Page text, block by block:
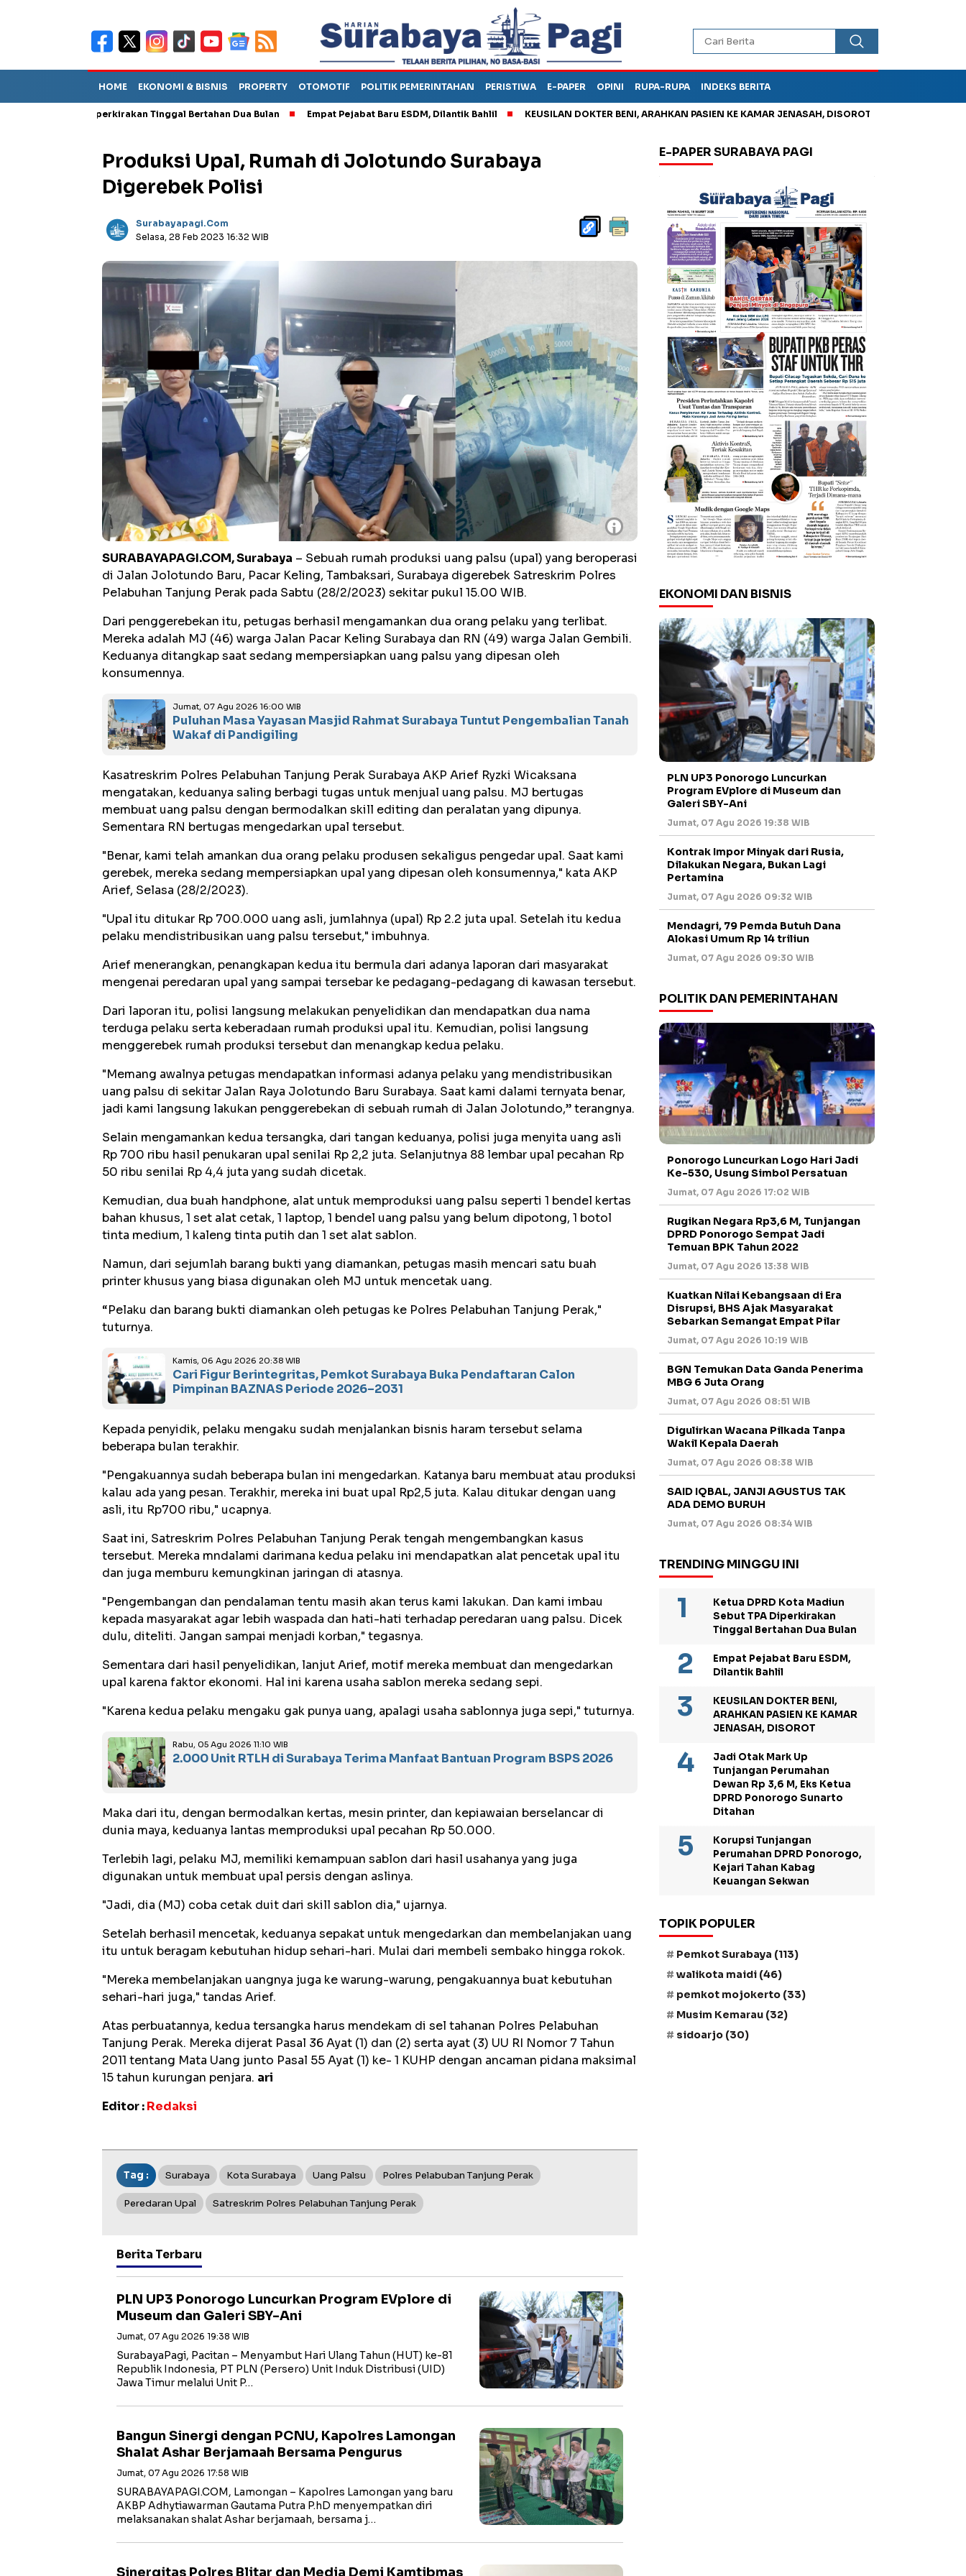
HOME EKONOMI & BISNIS PROPERTY OTOMOTIF POLITIK PEMERINTAHAN PERISTIWA E-PAPER OPINI RUPA-RUPA INDEKS BERITA
TPA Diperkirakan Tinggal Bertahan Dua Bulan Empat Pejabat Baru ESDM, Dilantik Bahlil KEUSILAN DOKTER BENI, ARAHKAN PASIEN KE KAMAR JENASAH, DISOROT Jadi Otak Mark Up
Produksi Upal, Rumah di Jolotundo Surabaya
Digerebek Polisi
Surabayapagi.com
Selasa, 28 Feb 2023 16:32 WIB
i
SURABAYAPAGI.COM, Surabaya – Sebuah rumah produksi uang palsu (upal) yang beroperasi
di Jalan Jolotundo Baru, Pacar Keling, Tambaksari, Surabaya digerebek Satreskrim Polres
Pelabuhan Tanjung Perak pada Sabtu (28/2/2023) sekitar pukul 15.00 WIB.
Dari penggerebekan itu, petugas berhasil mengamankan dua orang pelaku yang terlibat.
Mereka adalah MJ (46) warga Jalan Pacar Keling Surabaya dan RN (49) warga Jalan Gembili.
Keduanya ditangkap saat sedang mempersiapkan uang palsu yang dipesan oleh
konsumennya.
Jumat, 07 Agu 2026 16:00 WIB
Puluhan Masa Yayasan Masjid Rahmat Surabaya Tuntut Pengembalian Tanah
Wakaf di Pandigiling
Kasatreskrim Polres Pelabuhan Tanjung Perak Surabaya AKP Arief Ryzki Wicaksana
mengatakan, keduanya saling berbagi tugas untuk menjual uang palsu. MJ bertugas
membuat uang palsu dengan bermodalkan skill editing dan peralatan yang dipunya.
Sementara RN bertugas mengedarkan upal tersebut.
"Benar, kami telah amankan dua orang pelaku produsen sekaligus pengedar upal. Saat kami
gerebek, mereka sedang mempersiapkan upal yang dipesan oleh konsumennya," kata AKP
Arief, Selasa (28/2/2023).
"Upal itu ditukar Rp 700.000 uang asli, jumlahnya (upal) Rp 2.2 juta upal. Setelah itu kedua
pelaku mendistribusikan uang palsu tersebut," imbuhnya.
Arief menerangkan, penangkapan kedua itu bermula dari adanya laporan dari masyarakat
mengenai peredaran upal yang sampai tersebar ke pedagang-pedagang di kawasan tersebut.
Dari laporan itu, polisi langsung melakukan penyelidikan dan mendapatkan dua nama
terduga pelaku serta keberadaan rumah produksi upal itu. Kemudian, polisi langsung
menggerebek rumah produksi tersebut dan menangkap kedua pelaku.
"Memang awalnya petugas mendapatkan informasi adanya pelaku yang mendistribusikan
uang palsu di sekitar Jalan Raya Jolotundo Baru Surabaya. Saat kami dalami ternyata benar,
jadi kami langsung lakukan penggerebekan di sebuah rumah di Jalan Jolotundo,” terangnya.
Selain mengamankan kedua tersangka, dari tangan keduanya, polisi juga menyita uang asli
Rp 700 ribu hasil penukaran upal senilai Rp 2,2 juta. Selanjutnya 88 lembar upal pecahan Rp
50 ribu senilai Rp 4,4 juta yang sudah dicetak.
Kemudian, dua buah handphone, alat untuk memproduksi uang palsu seperti 1 bendel kertas
bahan khusus, 1 set alat cetak, 1 laptop, 1 bendel uang palsu yang belum dipotong, 1 botol
tinta medium, 1 kaleng tinta putih dan 1 set alat sablon.
Namun, dari sejumlah barang bukti yang diamankan, petugas masih mencari satu buah
printer khusus yang biasa digunakan oleh MJ untuk mencetak uang.
“Pelaku dan barang bukti diamankan oleh petugas ke Polres Pelabuhan Tanjung Perak,"
tuturnya.
Kamis, 06 Agu 2026 20:38 WIB
Cari Figur Berintegritas, Pemkot Surabaya Buka Pendaftaran Calon
Pimpinan BAZNAS Periode 2026–2031
Kepada penyidik, pelaku mengaku sudah menjalankan bisnis haram tersebut selama
beberapa bulan terakhir.
"Pengakuannya sudah beberapa bulan ini mengedarkan. Katanya baru membuat atau produksi
kalau ada yang pesan. Terakhir, mereka ini buat upal Rp2,5 juta. Kalau ditukar dengan uang
asli, itu Rp700 ribu," ucapnya.
Saat ini, Satreskrim Polres Pelabuhan Tanjung Perak tengah mengembangkan kasus
tersebut. Mereka mndalami darimana kedua pelaku ini mendapatkan alat pencetak upal itu
dan juga memburu kemungkinan jaringan di atasnya.
"Pengembangan dan pendalaman tentu masih akan terus kami lakukan. Dan kami imbau
kepada masyarakat agar lebih waspada dan hati-hati terhadap peredaran uang palsu. Dicek
dulu, diteliti. Jangan sampai menjadi korban," tegasnya.
Sementara dari hasil penyelidikan, lanjut Arief, motif mereka membuat dan mengedarkan
upal karena faktor ekonomi. Hal ini karena usaha sablon mereka sedang sepi.
"Karena kedua pelaku mengaku gak punya uang, apalagi usaha sablonnya juga sepi," tuturnya.
Rabu, 05 Agu 2026 11:10 WIB
2.000 Unit RTLH di Surabaya Terima Manfaat Bantuan Program BSPS 2026
Maka dari itu, dengan bermodalkan kertas, mesin printer, dan kepiawaian berselancar di
dunia maya, keduanya lantas memproduksi upal pecahan Rp 50.000.
Terlebih lagi, pelaku MJ, memiliki kemampuan sablon dari hasil usahanya yang juga
digunakan untuk membuat upal persis dengan aslinya.
"Jadi, dia (MJ) coba cetak duit dari skill sablon dia," ujarnya.
Setelah berhasil mencetak, keduanya sepakat untuk mengedarkan dan membelanjakan uang
itu untuk beragam kebutuhan hidup sehari-hari. Mulai dari membeli sembako hingga rokok.
"Mereka membelanjakan uangnya juga ke warung-warung, pengakuannya buat kebutuhan
sehari-hari juga," tandas Arief.
Atas perbuatannya, kedua tersangka harus mendekam di sel tahanan Polres Pelabuhan
Tanjung Perak. Mereka dijerat Pasal 36 Ayat (1) dan (2) serta ayat (3) UU RI Nomor 7 Tahun
2011 tentang Mata Uang junto Pasal 55 Ayat (1) ke- 1 KUHP dengan ancaman pidana maksimal
15 tahun kurungan penjara. ari
Editor :Redaksi
Tag : Surabaya Kota Surabaya Uang Palsu Polres Pelabuban Tanjung Perak
Peredaran Upal Satreskrim Polres Pelabuhan Tanjung Perak
Berita Terbaru
PLN UP3 Ponorogo Luncurkan Program EVplore di
Museum dan Galeri SBY-Ani
Jumat, 07 Agu 2026 19:38 WIB
SurabayaPagi, Pacitan – Menyambut Hari Ulang Tahun (HUT) ke-81
Republik Indonesia, PT PLN (Persero) Unit Induk Distribusi (UID)
Jawa Timur melalui Unit P…
Bangun Sinergi dengan PCNU, Kapolres Lamongan
Shalat Ashar Berjamaah Bersama Pengurus
Jumat, 07 Agu 2026 17:58 WIB
SURABAYAPAGI.COM, Lamongan – Kapolres Lamongan yang baru
AKBP Adhytiawarman Gautama Putra P.hD menyempatkan diri
melaksanakan shalat Ashar berjamaah, bersama j…
Sinergitas Polres Blitar dan Media Demi Kamtibmas
E-PAPER SURABAYA PAGI
EKONOMI DAN BISNIS
PLN UP3 Ponorogo Luncurkan
Program EVplore di Museum dan
Galeri SBY-Ani
Jumat, 07 Agu 2026 19:38 WIB
Kontrak Impor Minyak dari Rusia,
Dilakukan Negara, Bukan Lagi
Pertamina
Jumat, 07 Agu 2026 09:32 WIB
Mendagri, 79 Pemda Butuh Dana
Alokasi Umum Rp 14 triliun
Jumat, 07 Agu 2026 09:30 WIB
POLITIK DAN PEMERINTAHAN
Ponorogo Luncurkan Logo Hari Jadi
Ke-530, Usung Simbol Persatuan
Jumat, 07 Agu 2026 17:02 WIB
Rugikan Negara Rp3,6 M, Tunjangan
DPRD Ponorogo Sempat Jadi
Temuan BPK Tahun 2022
Jumat, 07 Agu 2026 13:38 WIB
Kuatkan Nilai Kebangsaan di Era
Disrupsi, BHS Ajak Masyarakat
Sebarkan Semangat Empat Pilar
Jumat, 07 Agu 2026 10:19 WIB
BGN Temukan Data Ganda Penerima
MBG 6 Juta Orang
Jumat, 07 Agu 2026 08:51 WIB
Digulirkan Wacana Pilkada Tanpa
Wakil Kepala Daerah
Jumat, 07 Agu 2026 08:38 WIB
SAID IQBAL, JANJI AGUSTUS TAK
ADA DEMO BURUH
Jumat, 07 Agu 2026 08:34 WIB
TRENDING MINGGU INI
Ketua DPRD Kota Madiun
Sebut TPA Diperkirakan
Tinggal Bertahan Dua Bulan
Empat Pejabat Baru ESDM,
Dilantik Bahlil
KEUSILAN DOKTER BENI,
ARAHKAN PASIEN KE KAMAR
JENASAH, DISOROT
Jadi Otak Mark Up
Tunjangan Perumahan
Dewan Rp 3,6 M, Eks Ketua
DPRD Ponorogo Sunarto
Ditahan
Korupsi Tunjangan
Perumahan DPRD Ponorogo,
Kejari Tahan Kabag
Keuangan Sekwan
TOPIK POPULER
Pemkot Surabaya (113)
walikota maidi (46)
pemkot mojokerto (33)
Musim Kemarau (32)
sidoarjo (30)